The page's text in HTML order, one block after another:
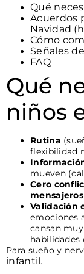
Qué
Acuerdos
Navidad
Cómo
Señales
FAQ
Qué
niños
Rutina
flexibilidad
mueven
Cero
mensajeros
Validación
emociones
cansan
habilidades
Para sueño y
infantil.